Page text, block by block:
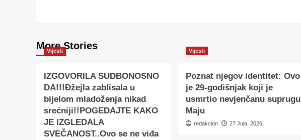
More Stories
Vijesti
IZGOVORILA SUDBONOSNO
DA!!!Đžejla zablisala u
bijelom mladoženja nikad
srećniji!!POGEDAJTE KAKO
JE IZGLEDALA
SVEČANOST..Ovo se ne viđa
Vijesti
Poznat njegov identitet: Ovo
je 29-godišnjak koji je
usmrtio nevjenčanu suprugu
Maju
redakcion 27 Jula, 2026